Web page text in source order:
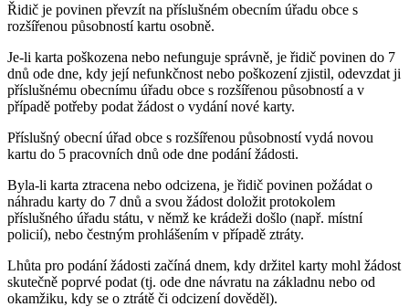
Řidič je povinen převzít na příslušném obecním úřadu obce s
rozšířenou působností kartu osobně.
Je-li karta poškozena nebo nefunguje správně, je řidič povinen do 7
dnů ode dne, kdy její nefunkčnost nebo poškození zjistil, odevzdat ji
příslušnému obecnímu úřadu obce s rozšířenou působností a v
případě potřeby podat žádost o vydání nové karty.
Příslušný obecní úřad obce s rozšířenou působností vydá novou
kartu do 5 pracovních dnů ode dne podání žádosti.
Byla-li karta ztracena nebo odcizena, je řidič povinen požádat o
náhradu karty do 7 dnů a svou žádost doložit protokolem
příslušného úřadu státu, v němž ke krádeži došlo (např. místní
policií), nebo čestným prohlášením v případě ztráty.
Lhůta pro podání žádosti začíná dnem, kdy držitel karty mohl žádost
skutečně poprvé podat (tj. ode dne návratu na základnu nebo od
okamžiku, kdy se o ztrátě či odcizení dověděl).